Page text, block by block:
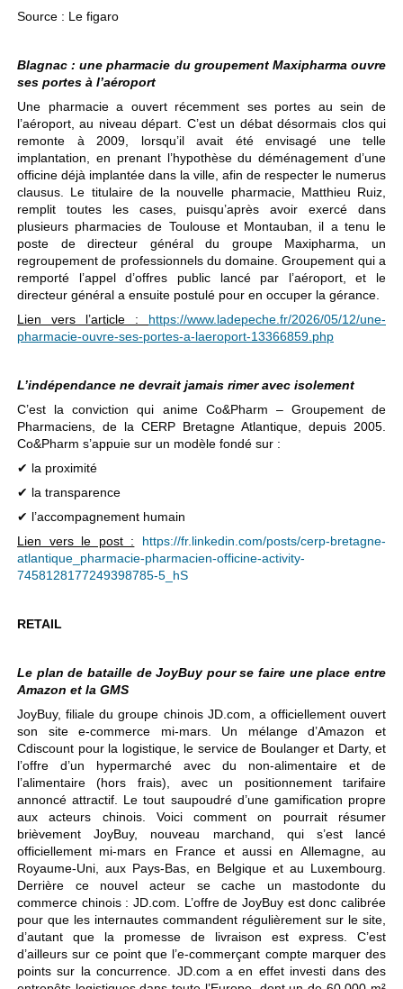
Source : Le figaro
Blagnac : une pharmacie du groupement Maxipharma ouvre
ses portes à l’aéroport
Une pharmacie a ouvert récemment ses portes au sein de
l’aéroport, au niveau départ. C’est un débat désormais clos qui
remonte à 2009, lorsqu’il avait été envisagé une telle
implantation, en prenant l’hypothèse du déménagement d’une
officine déjà implantée dans la ville, afin de respecter le numerus
clausus. Le titulaire de la nouvelle pharmacie, Matthieu Ruiz,
remplit toutes les cases, puisqu’après avoir exercé dans
plusieurs pharmacies de Toulouse et Montauban, il a tenu le
poste de directeur général du groupe Maxipharma, un
regroupement de professionnels du domaine. Groupement qui a
remporté l’appel d’offres public lancé par l’aéroport, et le
directeur général a ensuite postulé pour en occuper la gérance.
Lien vers l’article : https://www.ladepeche.fr/2026/05/12/une-
pharmacie-ouvre-ses-portes-a-laeroport-13366859.php
L’indépendance ne devrait jamais rimer avec isolement
C’est la conviction qui anime Co&Pharm – Groupement de
Pharmaciens, de la CERP Bretagne Atlantique, depuis 2005.
Co&Pharm s’appuie sur un modèle fondé sur :
✔ la proximité
✔ la transparence
✔ l’accompagnement humain
Lien vers le post :
https://fr.linkedin.com/posts/cerp-bretagne-
atlantique_pharmacie-pharmacien-officine-activity-
7458128177249398785-5_hS
RETAIL
Le plan de bataille de JoyBuy pour se faire une place entre
Amazon et la GMS
JoyBuy, filiale du groupe chinois JD.com, a officiellement ouvert
son site e-commerce mi-mars. Un mélange d’Amazon et
Cdiscount pour la logistique, le service de Boulanger et Darty, et
l’offre d’un hypermarché avec du non-alimentaire et de
l’alimentaire (hors frais), avec un positionnement tarifaire
annoncé attractif. Le tout saupoudré d’une gamification propre
aux acteurs chinois. Voici comment on pourrait résumer
brièvement JoyBuy, nouveau marchand, qui s’est lancé
officiellement mi-mars en France et aussi en Allemagne, au
Royaume-Uni, aux Pays-Bas, en Belgique et au Luxembourg.
Derrière ce nouvel acteur se cache un mastodonte du
commerce chinois : JD.com. L’offre de JoyBuy est donc calibrée
pour que les internautes commandent régulièrement sur le site,
d’autant que la promesse de livraison est express. C’est
d’ailleurs sur ce point que l’e-commerçant compte marquer des
points sur la concurrence. JD.com a en effet investi dans des